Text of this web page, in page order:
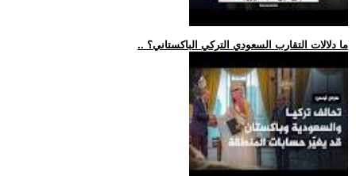
.. ما دلالات التقارب السعودي التركي الباكستاني؟